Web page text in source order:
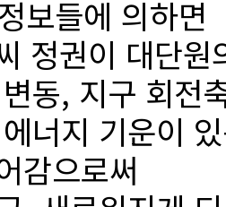
보들에 의하면
정권이 대단
동, 지구 회전
너지 기운이
감으로써